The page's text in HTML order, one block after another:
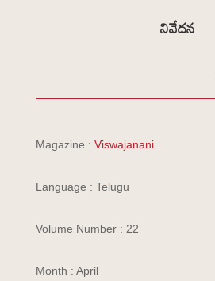
నివేదన
Magazine : Viswajanani
Language : Telugu
Volume Number : 22
Month : April